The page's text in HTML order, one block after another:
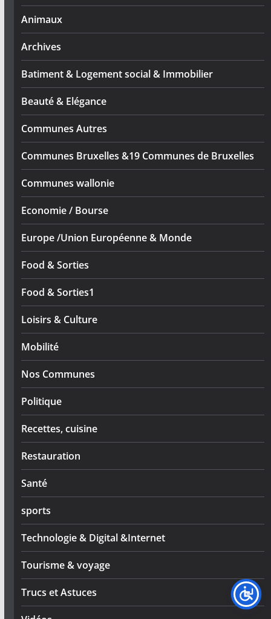
Animaux
Archives
Batiment & Logement social & Immobilier
Beauté & Elégance
Communes Autres
Communes Bruxelles &19 Communes de Bruxelles
Communes wallonie
Economie / Bourse
Europe /Union Européenne & Monde
Food & Sorties
Food & Sorties1
Loisirs & Culture
Mobilité
Nos Communes
Politique
Recettes, cuisine
Restauration
Santé
sports
Technologie & Digital &Internet
Tourisme & voyage
Trucs et Astuces